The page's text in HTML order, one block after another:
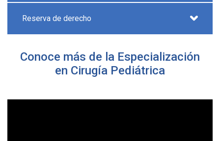
Reserva de derecho
Conoce más de la Especialización
en Cirugía Pediátrica